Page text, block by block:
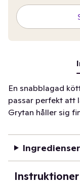
En snabblagad
passar perfekt att
Grytan håller sig
Ingredienser
Instruktioner